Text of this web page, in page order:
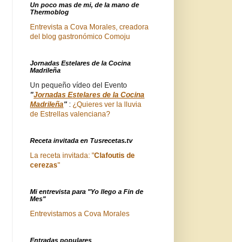
Un poco mas de mi, de la mano de
Thermoblog
Entrevista a Cova Morales, creadora
del blog gastronómico Comoju
Jornadas Estelares de la Cocina
Madrileña
Un pequeño vídeo del Evento
"Jornadas Estelares de la Cocina
Madrileña" : ¿Quieres ver la lluvia
de Estrellas valenciana?
Receta invitada en Tusrecetas.tv
La receta invitada: "Clafoutis de
cerezas"
Mi entrevista para "Yo llego a Fin de
Mes"
Entrevistamos a Cova Morales
Entradas populares